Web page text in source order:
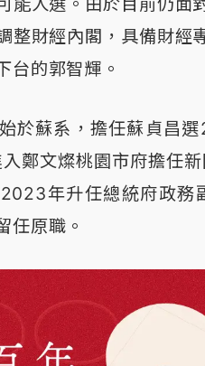
整財經內閣，具備財經
台的郭智輝。
於蘇系，擔任蘇貞昌
鄭文燦桃園市府擔任
年升任總統府政務
任原職。